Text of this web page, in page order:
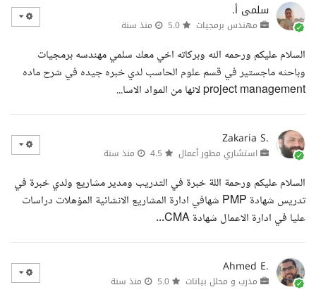
سلمى أ.
مهندس برمجيات منذ سنة
السلام عليكم ورحمه الله وبركاته اخي معك سلمي مهندسه برمجيات
وباحثه ماجستير في قسم علوم الحاسب لدي خبره جيده في شرح ماده
project management لانها من المواد الاسا...
Zakaria S.
استشاري مطور أعمال منذ سنة
السلام عليكم ورحمة اللة خبرة في التدريب ومدير مشاريع ولدي خبرة في
تدريس شهادة PMP شهافي ادارة المشاريع الانشائية المؤهلات دراسات
عليا في ادارة الاعمال شهادة CMA...
Ahmed E.
مدرب و محلل بيانات منذ سنة